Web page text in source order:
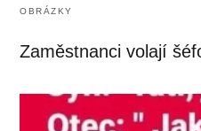
OBRÁZKY
Zaměstnanci volají